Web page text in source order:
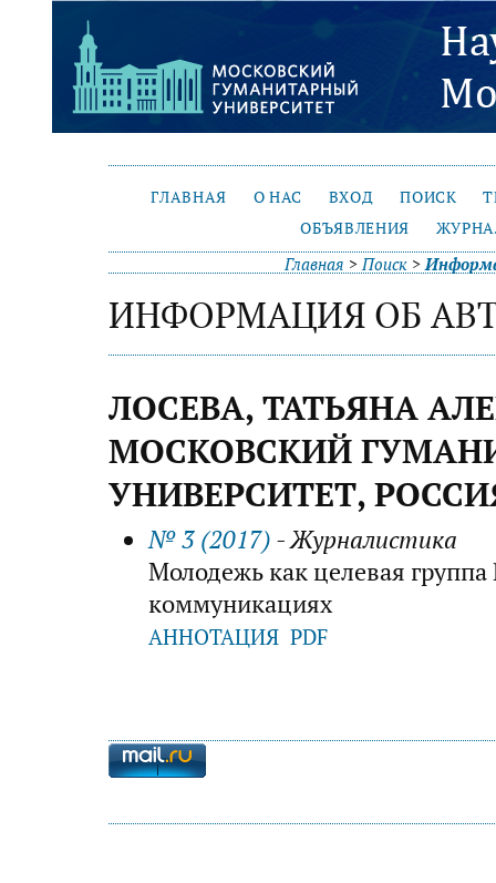
ГЛАВНАЯ О НАС ВХОД ПОИСК
ОБЪЯВЛЕНИЯ
Главная >Поиск >
ИНФОРМАЦИЯ ОБ
ЛОСЕВА, ТАТЬЯНА
МОСКОВСКИЙ
УНИВЕРСИТЕТ,
№ 3 (2017) - Журналистика
Молодежь как целевая
коммуникациях
АННОТАЦИЯ PDF